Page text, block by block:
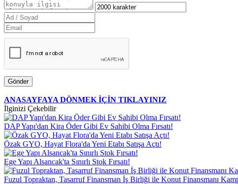
Gönder
ANASAYFAYA DÖNMEK İÇİN TIKLAYINIZ
İlginizi Çekebilir
DAP Yapı'dan Kira Öder Gibi Ev Sahibi Olma Fırsatı!
Özak GYO, Hayat Flora'da Yeni Etabı Satışa Açtı!
Ege Yapı Alsancak'ta Sınırlı Stok Fırsatı!
Fuzul Topraktan, Tasarruf Finansman İş Birliği ile Konut Finansmanı